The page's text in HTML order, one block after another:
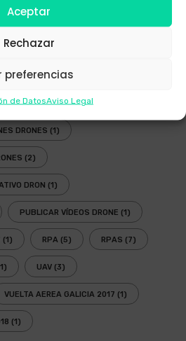
Aceptar
Rechazar
preferencias
de DatosAviso Legal
(3)
OPERADOR AESA
PLANIFICADOR ENAIRE DRONES
DRONES (1)
(2)
DRON (1)
PUBLICAR VÍDEOS DRONE (1)
(1) RPA (5) RPAS (7)
UAV (3)
VUELTA AEREA GALICIA 2017 (1)
(1)